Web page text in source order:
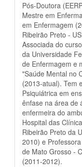
Pós-Doutora
Mestre em
em Enfermagem
Ribeirão Preto -
Associada do
da Universidade
de Enfermagem e
"Saúde Mental no
(2013-atual). Tem
Psiquiátrica em
ênfase na área de
enfermeira do
Hospital das
Ribeirão Preto da
2010) e
de Mato Grosso -
(2011-2012).